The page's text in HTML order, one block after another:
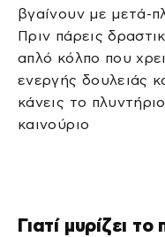
βγαίνουν με μετά-
Πριν πάρεις
απλό κόλπο που
ενεργής δουλειάς
κάνεις το
καινούριο
Γιατί μυρίζει